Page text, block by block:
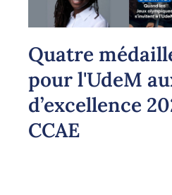
Quatre
pour l'UdeM
d’excellence
CCAE